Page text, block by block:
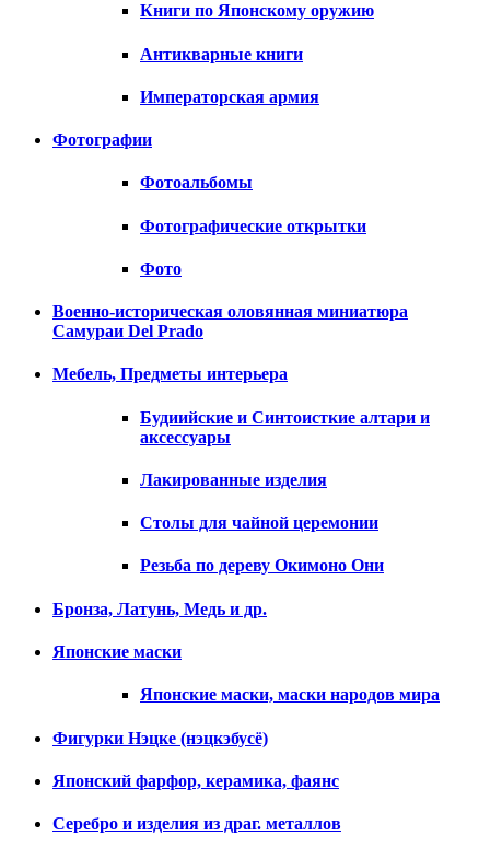
Книги по Японскому оружию
Антикварные книги
Императорская армия
Фотографии
Фотоальбомы
Фотографические открытки
Фото
Военно-историческая оловянная миниатюра
Самураи Del Prado
Мебель, Предметы интерьера
Будиийские и Синтоисткие алтари и
аксессуары
Лакированные изделия
Столы для чайной церемонии
Резьба по дереву Окимоно Они
Бронза, Латунь, Медь и др.
Японские маски
Японские маски, маски народов мира
Фигурки Нэцке (нэцкэбусё)
Японский фарфор, керамика, фаянс
Серебро и изделия из драг. металлов